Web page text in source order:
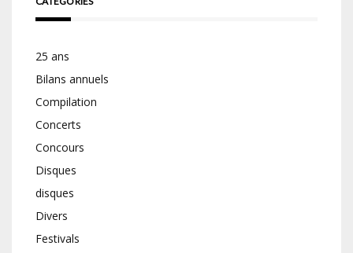
25 ans
Bilans annuels
Compilation
Concerts
Concours
Disques
disques
Divers
Festivals